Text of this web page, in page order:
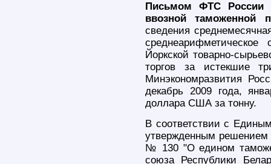
Письмом ФТС России
ввозной таможенной
сведения
Йоркской товарно-
торгов за истекшие
Минэкономразвития
декабрь 2009 года,
доллара США за тонну.
В соответствии с
утвержденным решением
№ 130 "О едином
союза Республики